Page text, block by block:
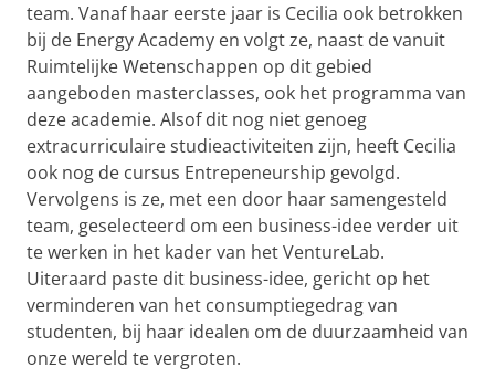
team. Vanaf haar eerste jaar is Cecilia ook betrokken
bij de Energy Academy en volgt ze, naast de vanuit
Ruimtelijke Wetenschappen op dit gebied
aangeboden masterclasses, ook het programma van
deze academie. Alsof dit nog niet genoeg
extracurriculaire studieactiviteiten zijn, heeft Cecilia
ook nog de cursus Entrepeneurship gevolgd.
Vervolgens is ze, met een door haar samengesteld
team, geselecteerd om een business-idee verder uit
te werken in het kader van het VentureLab.
Uiteraard paste dit business-idee, gericht op het
verminderen van het consumptiegedrag van
studenten, bij haar idealen om de duurzaamheid van
onze wereld te vergroten.